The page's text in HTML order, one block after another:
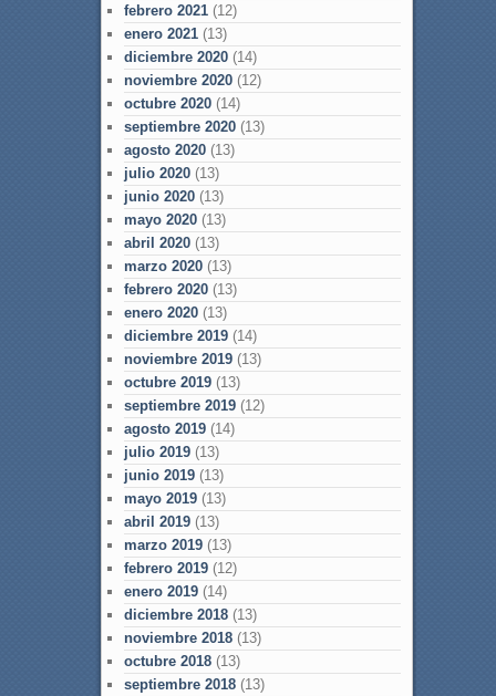
febrero 2021(12)
enero 2021(13)
diciembre 2020(14)
noviembre 2020(12)
octubre 2020(14)
septiembre 2020(13)
agosto 2020(13)
julio 2020(13)
junio 2020(13)
mayo 2020(13)
abril 2020(13)
marzo 2020(13)
febrero 2020(13)
enero 2020(13)
diciembre 2019(14)
noviembre 2019(13)
octubre 2019(13)
septiembre 2019(12)
agosto 2019(14)
julio 2019(13)
junio 2019(13)
mayo 2019(13)
abril 2019(13)
marzo 2019(13)
febrero 2019(12)
enero 2019(14)
diciembre 2018(13)
noviembre 2018(13)
octubre 2018(13)
septiembre 2018(13)